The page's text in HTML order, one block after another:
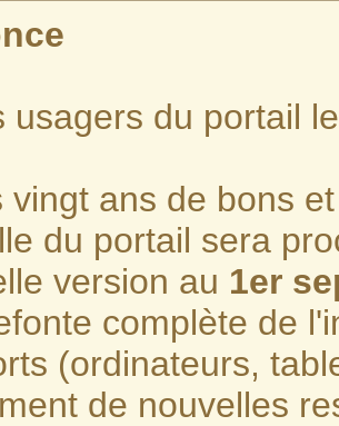
usagers du portail
vingt ans de bons
du portail sera
version au 1er
complète de
(ordinateurs,
de nouvelles